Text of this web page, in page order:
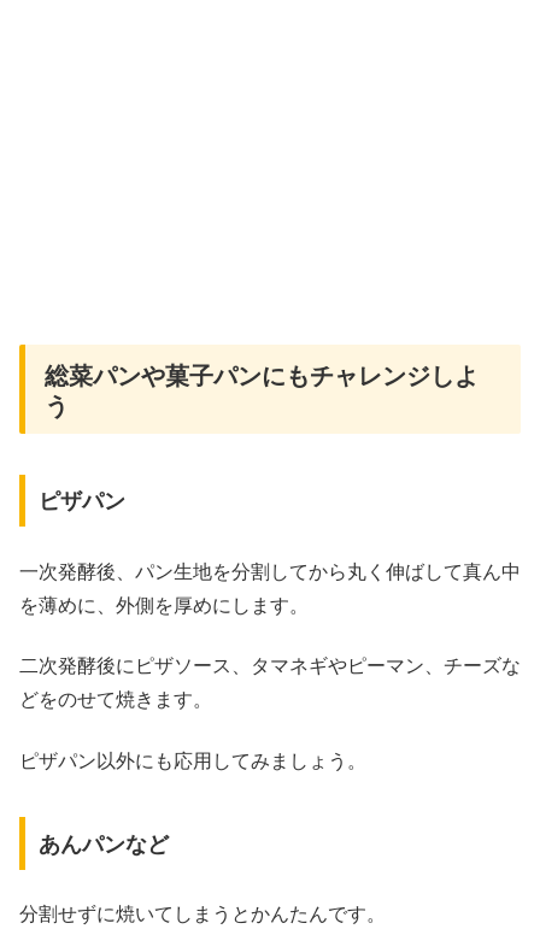
総菜パンや菓子パンにもチャレンジしよ
う
ピザパン
一次発酵後、パン生地を分割してから丸く伸ばして真ん中
を薄めに、外側を厚めにします。
二次発酵後にピザソース、タマネギやピーマン、チーズな
どをのせて焼きます。
ピザパン以外にも応用してみましょう。
あんパンなど
分割せずに焼いてしまうとかんたんです。